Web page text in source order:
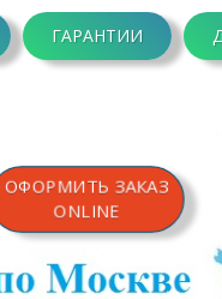
ГАРАНТИИ
ОФОРМИТЬ ЗАКАЗ
ONLINE